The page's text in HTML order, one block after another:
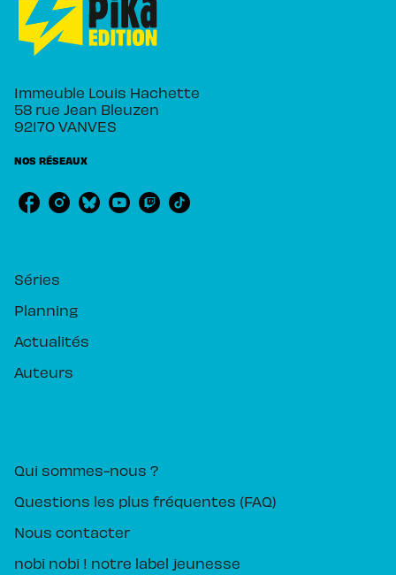
Immeuble Louis Hachette
58 rue Jean Bleuzen
92170 VANVES
NOS RÉSEAUX
Séries
Planning
Actualités
Auteurs
Qui sommes-nous ?
Questions les plus fréquentes (FAQ)
Nous contacter
nobi nobi ! notre label jeunesse